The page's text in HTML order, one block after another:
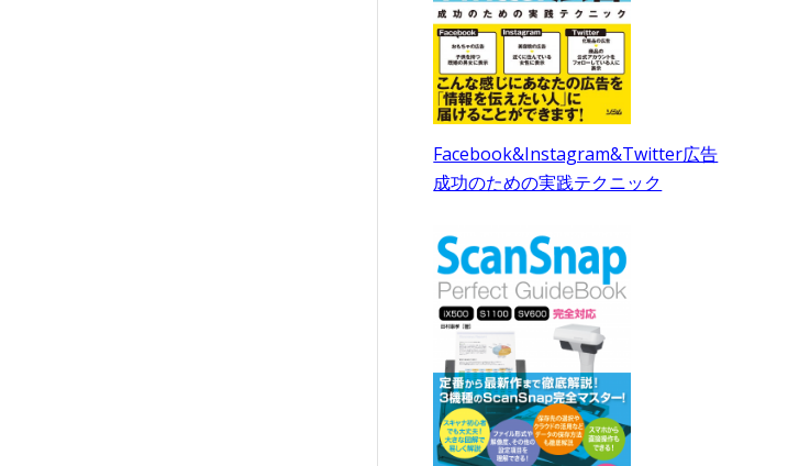
Facebook&Instagram&Twitter広告
成功のための実践テクニック